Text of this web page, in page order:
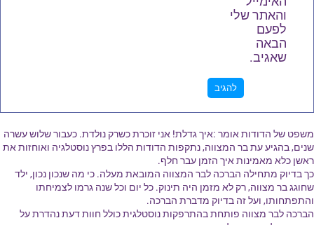
והאתר שלי
לפעם
הבאה
שאגיב.
משפט של הדודות אומר :איך גדלת! אני זוכרת כשרק נולדת. כעבור שלוש עשרה
שנים, בהגיע עת בר המצווה, נתקפות הדודות הללו בפרץ נוסטלגיה ואוחזות את
ראשן כלא מאמינות איך הזמן עבר חלף.
כך בדיוק מתחילה הברכה לבר המצווה המובאת מעלה. כי מה שנכון נכון, ילד
שחוגג בר מצווה, רק לא מזמן היה תינוק. כל יום וכל שנה גרמו לצמיחתו
והתפתחותו, ועל זה בדיוק מדברת הברכה.
הברכה לבר מצווה פותחת בהתרפקות נוסטלגית כולל חוות דעת נהדרת על